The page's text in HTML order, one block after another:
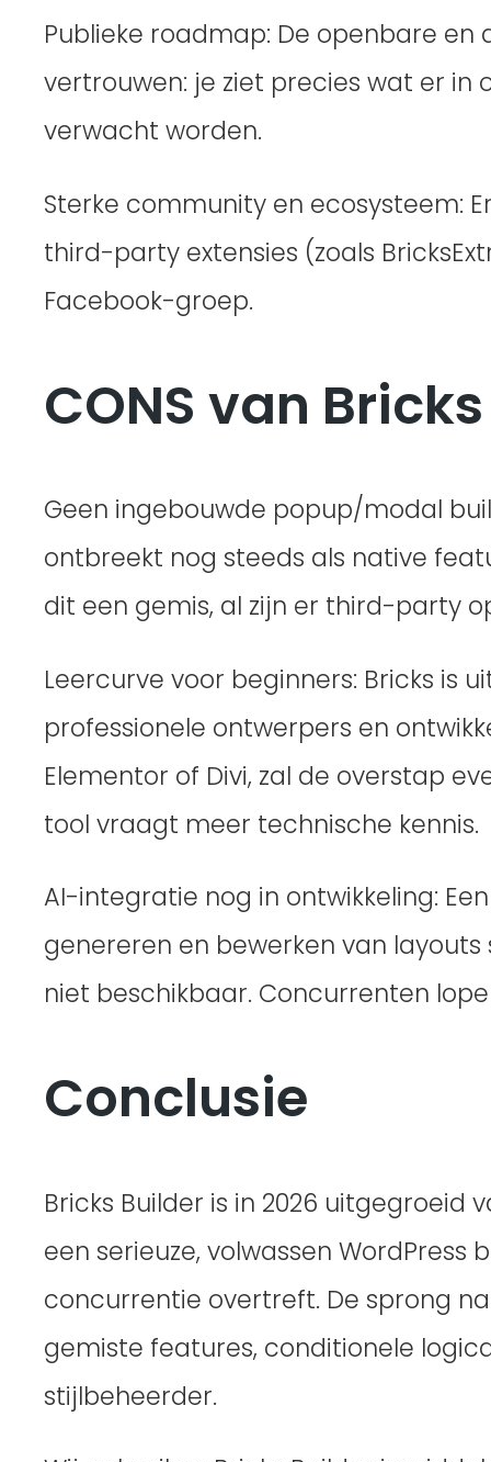
Publieke roadmap: De openbare
vertrouwen: je ziet precies wat er in
verwacht worden.
Sterke community en ecosysteem:
third-party extensies (zoals
Facebook-groep.
CONS van
Geen ingebouwde popup/modal
ontbreekt nog steeds als native
dit een gemis, al zijn er third-party
Leercurve voor beginners: Bricks is
professionele ontwerpers en
Elementor of Divi, zal de overstap
tool vraagt meer technische kennis.
AI-integratie nog in ontwikkeling:
genereren en bewerken van
niet beschikbaar. Concurrenten
Conclusie
Bricks Builder is in 2026
een serieuze, volwassen WordPress
concurrentie overtreft. De sprong
gemiste features, conditionele
stijlbeheerder.